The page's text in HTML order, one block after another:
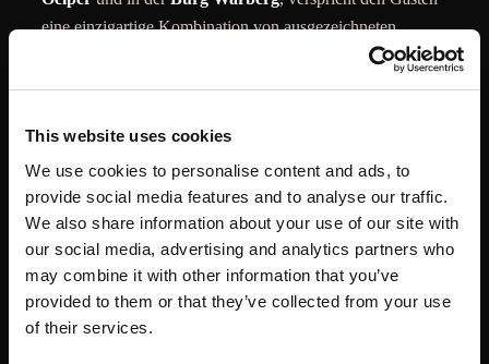
This website uses cookies
We use cookies to personalise content and ads, to
provide social media features and to analyse our traffic.
We also share information about your use of our site with
our social media, advertising and analytics partners who
may combine it with other information that you’ve
provided to them or that they’ve collected from your use
of their services.
eine einzigartige Kombination von ausgezeichneten
Speisen und mitreißenden Live-Musikdarbietungen. In
begleitet von talentierten Künstlern, die unsterblichen
Musical-Songs und Melodien. Diese unvergessliche
Erfahrung vereint die Freude am Essen mit musikalischer
Unterhaltung und schafft eine magische Atmosphäre, die
die Sinne anspricht und Herzen erobert.
Wir freuen uns Sie beim Krimidinner Braunschweig
begrüßen zu dürfen!